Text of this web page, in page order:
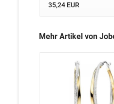
35,24 EUR
Mehr Artikel von